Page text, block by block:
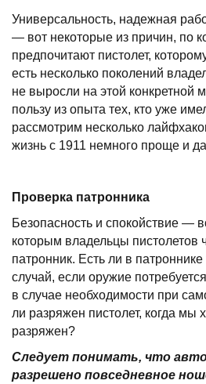
Универсальность, надежная
— вот некоторые из причин, по
предпочитают пистолет,
есть несколько поколений
не выросли на этой конкретной
пользу из опыта тех, кто уже
рассмотрим несколько
жизнь с 1911 немного проще и
Проверка патронника
Безопасность и спокойствие —
которым владельцы пистолетов
патронник. Есть ли в
случай, если оружие
в случае необходимости при
ли разряжен пистолет, когда мы
разряжен?
Следует понимать, что
разрешено повседневное